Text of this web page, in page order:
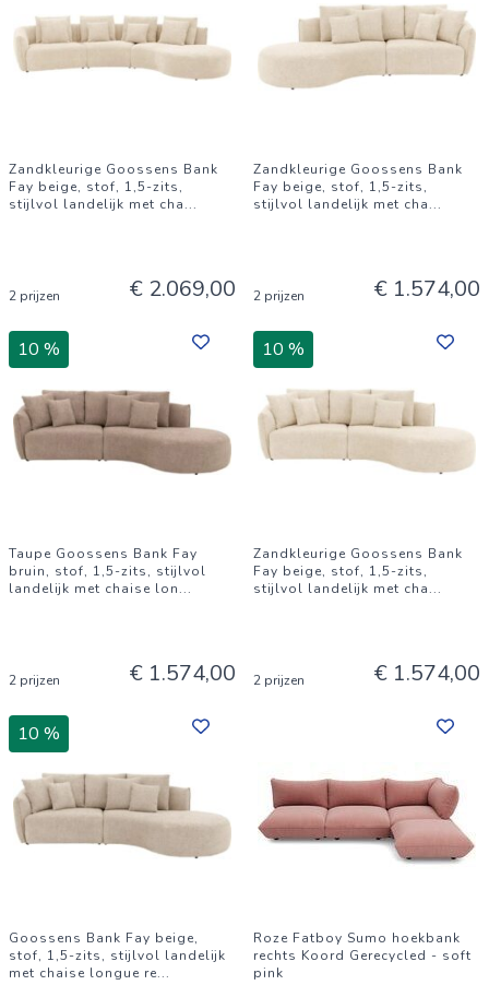
Zandkleurige Goossens Bank
Fay beige, stof, 1,5-zits,
stijlvol landelijk met cha...
2 prijzen € 2.069,00
Zandkleurige Goossens Bank
Fay beige, stof, 1,5-zits,
stijlvol landelijk met cha...
2 prijzen € 1.574,00
10 %
Taupe Goossens Bank Fay
bruin, stof, 1,5-zits, stijlvol
landelijk met chaise lon...
2 prijzen € 1.574,00
10 %
Zandkleurige Goossens Bank
Fay beige, stof, 1,5-zits,
stijlvol landelijk met cha...
2 prijzen € 1.574,00
10 %
Goossens Bank Fay beige,
stof, 1,5-zits, stijlvol landelijk
met chaise longue re...
Roze Fatboy Sumo hoekbank
rechts Koord Gerecycled - soft
pink